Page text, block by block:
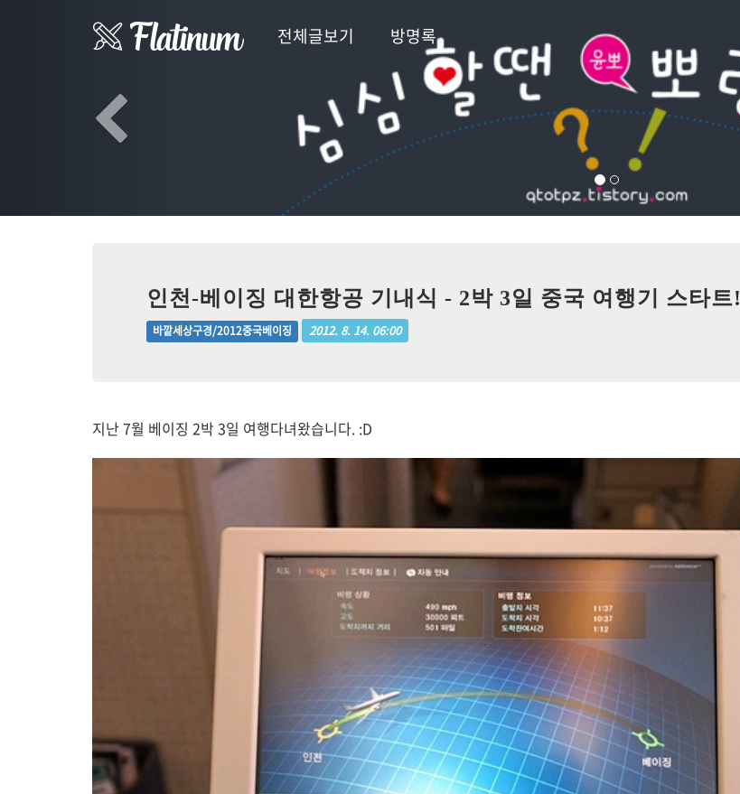
전체글보기 방명록
인천-베이징 대한항공 기내식 - 2박 3일 중국 여행기 스타트!
바깥세상구경/2012중국베이징 2012. 8. 14. 06:00
지난 7월 베이징 2박 3일 여행다녀왔습니다. :D